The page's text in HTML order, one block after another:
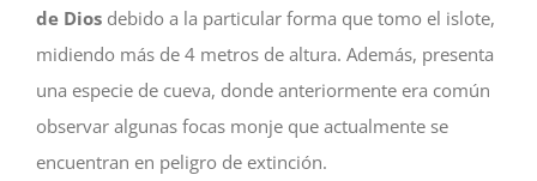
de Dios debido a la particular forma que tomo el islote,
midiendo más de 4 metros de altura. Además, presenta
una especie de cueva, donde anteriormente era común
observar algunas focas monje que actualmente se
encuentran en peligro de extinción.